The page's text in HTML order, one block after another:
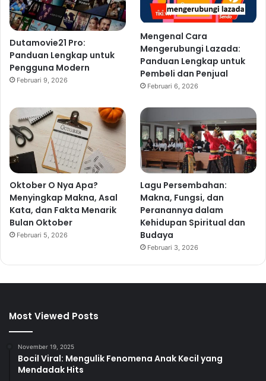
Dutamovie21 Pro:
Panduan Lengkap untuk
Pengguna Modern
Februari 9, 2026
Mengenal Cara
Mengerubungi Lazada:
Panduan Lengkap untuk
Pembeli dan Penjual
Februari 6, 2026
Oktober O Nya Apa?
Menyingkap Makna, Asal
Kata, dan Fakta Menarik
Bulan Oktober
Februari 5, 2026
Lagu Persembahan:
Makna, Fungsi, dan
Peranannya dalam
Kehidupan Spiritual dan
Budaya
Februari 3, 2026
Most Viewed Posts
November 19, 2025
Bocil Viral: Mengulik Fenomena Anak Kecil yang
Mendadak Hits